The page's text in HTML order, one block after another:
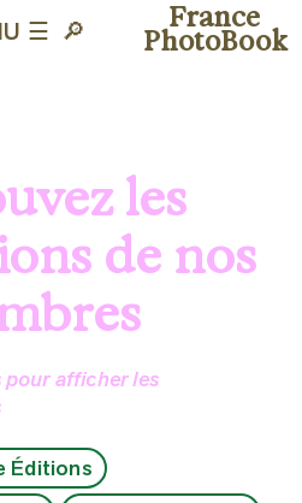
France
PhotoBook
☰ 🔎︎
les
de nos
afficher les
Éditions